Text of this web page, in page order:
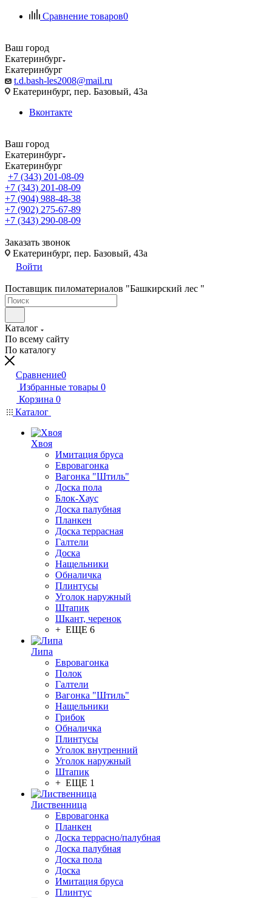
Сравнение товаров0
Ваш город
Екатеринбург
Екатеринбург
t.d.bash-les2008@mail.ru
Екатеринбург, пер. Базовый, 43а
Вконтакте
Ваш город
Екатеринбург
Екатеринбург
+7 (343) 201-08-09
+7 (343) 201-08-09
+7 (904) 988-48-38
+7 (902) 275-67-89
+7 (343) 290-08-09
Заказать звонок
Екатеринбург, пер. Базовый, 43а
Войти
Поставщик пиломатериалов "Башкирский лес "
Каталог
По всему сайту
По каталогу
Сравнение0
Избранные товары 0
Корзина 0
Каталог
Хвоя
Имитация бруса
Евровагонка
Вагонка "Штиль"
Доска пола
Блок-Хаус
Доска палубная
Планкен
Доска террасная
Галтели
Доска
Нащельники
Обналичка
Плинтусы
Уголок наружный
Штапик
Шкант, черенок
+ ЕЩЕ 6
Липа
Евровагонка
Полок
Галтели
Вагонка "Штиль"
Нащельники
Грибок
Обналичка
Плинтусы
Уголок внутренний
Уголок наружный
Штапик
+ ЕЩЕ 1
Лиственница
Евровагонка
Планкен
Доска террасно/палубная
Доска палубная
Доска пола
Доска
Имитация бруса
Плинтус